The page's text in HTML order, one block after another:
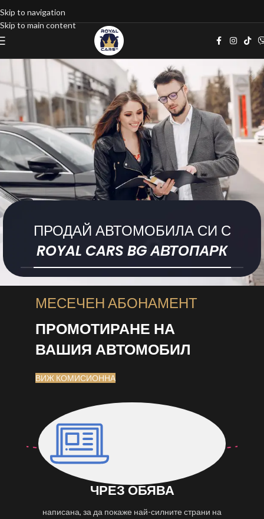
Skip to navigation
Skip to main content
ПРОДАЙ АВТОМОБИЛА СИ С
ROYAL CARS BG АВТОПАРК
МЕСЕЧЕН АБОНАМЕНТ
ПРОМОТИРАНЕ НА
ВАШИЯ АВТОМОБИЛ
ВИЖ КОМИСИОННА
ЧРЕЗ ОБЯВА
написана, за да покаже най-силните страни на